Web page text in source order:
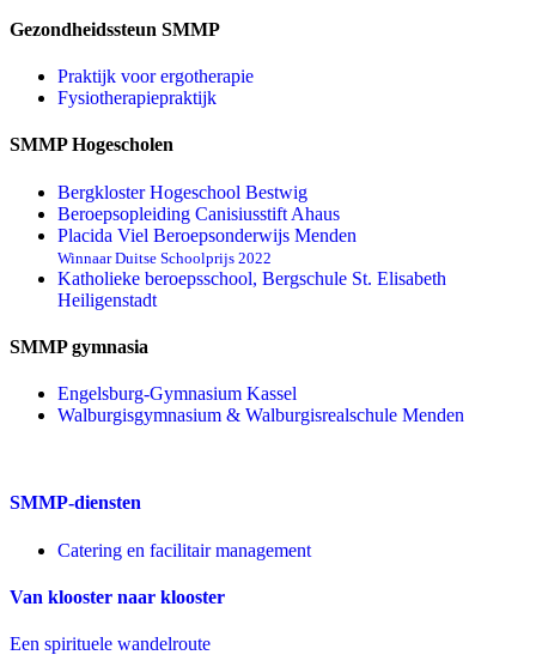
Gezondheidssteun SMMP
Praktijk voor ergotherapie
Fysiotherapiepraktijk
SMMP Hogescholen
Bergkloster Hogeschool Bestwig
Beroepsopleiding Canisiusstift Ahaus
Placida Viel Beroepsonderwijs Menden
Winnaar Duitse Schoolprijs 2022
Katholieke beroepsschool, Bergschule St. Elisabeth
Heiligenstadt
SMMP gymnasia
Engelsburg-Gymnasium Kassel
Walburgisgymnasium & Walburgisrealschule Menden
SMMP-diensten
Catering en facilitair management
Van klooster naar klooster
Een spirituele wandelroute